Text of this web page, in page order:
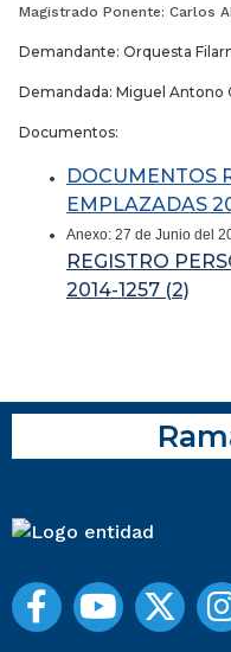
Magistrado Ponente: Carlos
Demandante: Orquesta
Demandada: Miguel Antono
Documentos:
DOCUMENTOS
EMPLAZADAS
Anexo: 27 de Junio del
REGISTRO
2014-1257 (2)